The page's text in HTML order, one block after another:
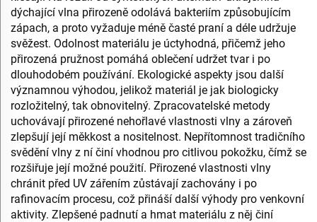
dýchající vlna přirozeně odolává bakteriím způsobujícím
zápach, a proto vyžaduje méně časté praní a déle udržuje
svěžest. Odolnost materiálu je úctyhodná, přičemž jeho
přirozená pružnost pomáhá oblečení udržet tvar i po
dlouhodobém používání. Ekologické aspekty jsou další
významnou výhodou, jelikož materiál je jak biologicky
rozložitelný, tak obnovitelný. Zpracovatelské metody
uchovávají přirozené nehořlavé vlastnosti vlny a zároveň
zlepšují její měkkost a nositelnost. Nepřítomnost tradičního
svědění vlny z ní činí vhodnou pro citlivou pokožku, čímž se
rozšiřuje její možné použití. Přirozené vlastnosti vlny
chránit před UV zářením zůstávají zachovány i po
rafinovacím procesu, což přináší další výhody pro venkovní
aktivity. Zlepšené padnutí a hmat materiálu z něj činí